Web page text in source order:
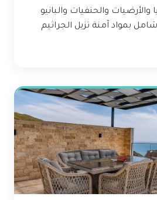
والحنفيات والبانيو
بمواد آمنة تزيل الجراثيم